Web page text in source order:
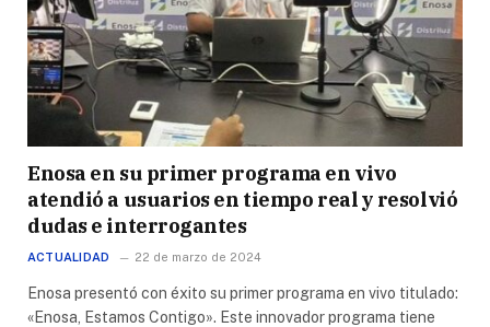
Enosa en su primer programa en vivo
atendió a usuarios en tiempo real y resolvió
dudas e interrogantes
ACTUALIDAD 22 de marzo de 2024
Enosa presentó con éxito su primer programa en vivo titulado:
«Enosa, Estamos Contigo». Este innovador programa tiene